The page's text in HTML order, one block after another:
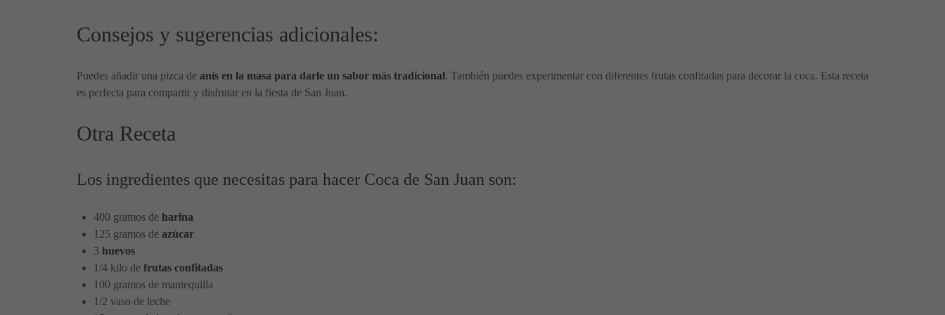
Consejos y sugerencias adicionales:
Puedes añadir una pizca de anís en la masa para darle un sabor más tradicional. También puedes experimentar con diferentes frutas confitadas para decorar la coca. Esta receta
es perfecta para compartir y disfrutar en la fiesta de San Juan.
Otra Receta
Los ingredientes que necesitas para hacer Coca de San Juan son:
400 gramos de harina
125 gramos de azúcar
3 huevos
1/4 kilo de frutas confitadas
100 gramos de mantequilla
1/2 vaso de leche